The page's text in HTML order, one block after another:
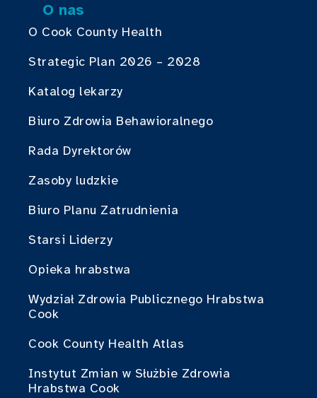
O nas
O Cook County Health
Strategic Plan 2026 – 2028
Katalog lekarzy
Biuro Zdrowia Behawioralnego
Rada Dyrektorów
Zasoby ludzkie
Biuro Planu Zatrudnienia
Starsi Liderzy
Opieka hrabstwa
Wydział Zdrowia Publicznego Hrabstwa
Cook
Cook County Health Atlas
Instytut Zmian w Służbie Zdrowia
Hrabstwa Cook